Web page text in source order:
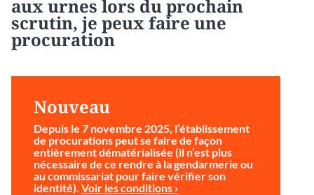
aux urnes lors du prochain
scrutin, je peux faire une
procuration
Nouveau
Depuis le 7 novembre 2025, l’établissement
de procurations peut se faire de façon
entièrement dématérialisée (il n’est plus
nécessaire de ce rendre à la gendarmerie ou
au commissariat pour faire vérifier son
identité). Voir les conditions ›